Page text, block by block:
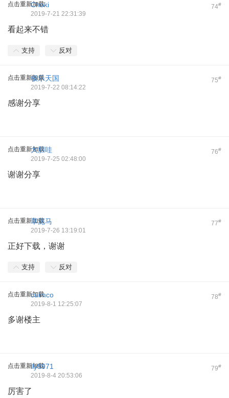
点击重新加载 74#
Choki
2019-7-21 22:31:39
看起来不错
支持 反对
点击重新加载 75#
极乐天国
2019-7-22 08:14:22
感谢分享
点击重新加载 76#
大胆哇
2019-7-25 02:48:00
谢谢分享
点击重新加载 77#
草泥马
2019-7-26 13:19:01
正好下载，谢谢
支持 反对
点击重新加载 78#
cuimco
2019-8-1 12:25:07
多谢楼主
点击重新加载 79#
lly9971
2019-8-4 20:53:06
厉害了